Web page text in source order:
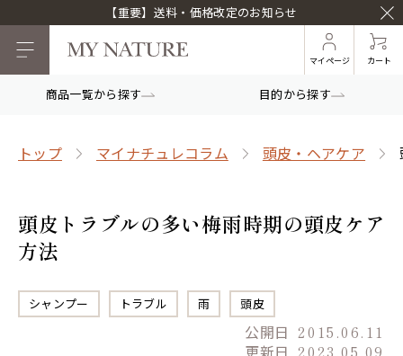
【重要】送料・価格改定のお知らせ
マイページ カート
商品一覧から探す 目的から探す
トップ マイナチュレコラム 頭皮・ヘアケア
頭皮トラブルの多い梅雨時期の頭皮ケア
方法
シャンプー トラブル 雨 頭皮
公開日 2015.06.11
更新日 2023.05.09